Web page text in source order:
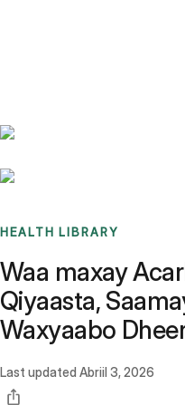
HEALTH LIBRARY
Waa maxay
Qiyaasta,
Waxyaabo
Last updated Abriil 3, 2026